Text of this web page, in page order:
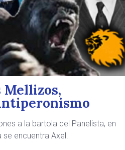
Mellizos,
a la bartola del Panelista, en
se encuentra Axel.